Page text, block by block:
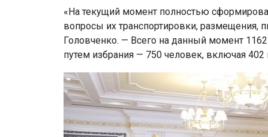
«На текущий момент полностью
вопросы их транспортировки, размещения,
Головченко. — Всего на данный момент
путем избрания — 750 человек, включая